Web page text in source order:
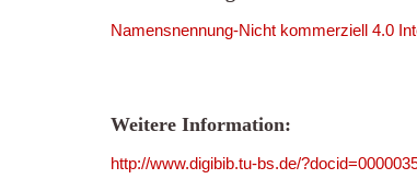
Namensnennung-Nicht kommerziell 4.0
Weitere Information:
http://www.digibib.tu-bs.de/